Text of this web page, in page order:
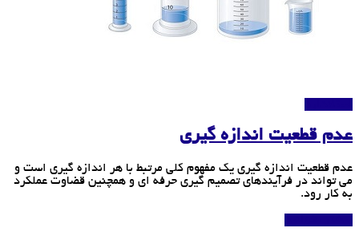
عدم قطعیت اندازه گیری
عدم قطعیت اندازه گیری یک مفهوم کلی مرتبط با هر اندازه گیری است و
می تواند در فرآیندهای تصمیم گیری حرفه ای و همچنین قضاوت عملکرد
به کار رود.